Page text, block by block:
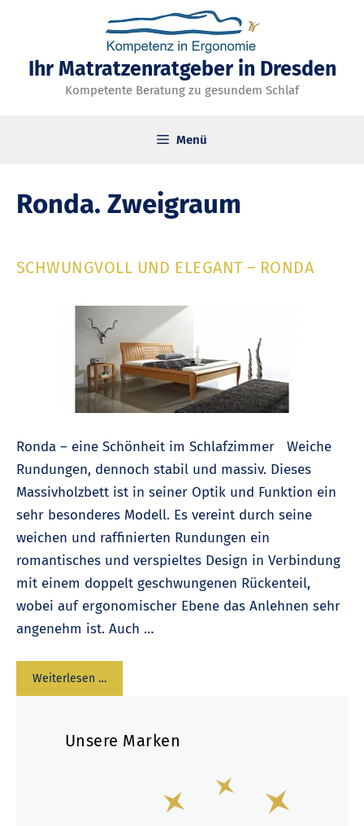
springen
Ihr Matratzenratgeber in Dresden
Kompetente Beratung zu gesundem Schlaf
Menü
Ronda. Zweigraum
SCHWUNGVOLL UND ELEGANT – RONDA
Ronda – eine Schönheit im Schlafzimmer Weiche
Rundungen, dennoch stabil und massiv. Dieses
Massivholzbett ist in seiner Optik und Funktion ein
sehr besonderes Modell. Es vereint durch seine
weichen und raffinierten Rundungen ein
romantisches und verspieltes Design in Verbindung
mit einem doppelt geschwungenen Rückenteil,
wobei auf ergonomischer Ebene das Anlehnen sehr
angenehm ist. Auch …
Weiterlesen …
Unsere Marken